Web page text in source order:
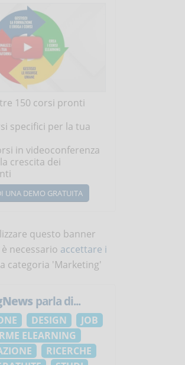
150 corsi pronti
specifici per la tua
in videoconferenza
crescita dei
UNA DEMO GRATUITA
questo banner
necessario accettare i
categoria 'Marketing'
parla di...
DESIGN
JOB
ELEARNING
RICERCHE